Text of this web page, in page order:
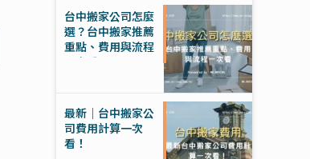
台中搬家公司怎麼
選？台中搬家推薦
重點、費用與流程
一次看
最新｜台中搬家公
司費用計算一次
看！